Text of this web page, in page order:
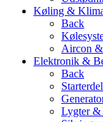
Køling &
Back
Aircon
Elektronik &
Back
Lygter